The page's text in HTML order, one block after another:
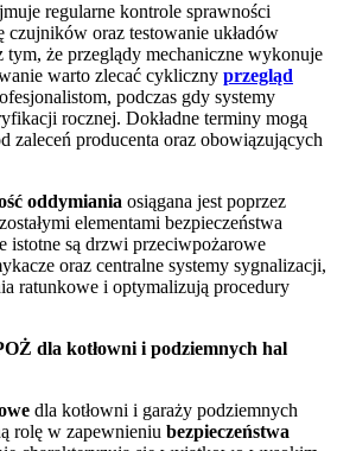
regularne kontrole sprawności
czujników oraz testowanie układów
że przeglądy mechaniczne wykonuje
warto zlecać cykliczny przegląd
podczas gdy systemy
rocznej. Dokładne terminy mogą
zaleceń producenta oraz obowiązujących
oddymiania osiągana jest poprzez
elementami bezpieczeństwa
istotne są drzwi przeciwpożarowe
oraz centralne systemy sygnalizacji,
ratunkowe i optymalizują procedury
dla kotłowni i podziemnych hal
dla kotłowni i garaży podziemnych
rolę w zapewnieniu bezpieczeństwa